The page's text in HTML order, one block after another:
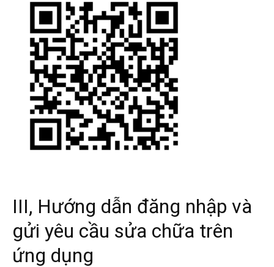
III, Hướng dẫn đăng nhập và
gửi yêu cầu sửa chữa trên
ứng dụng